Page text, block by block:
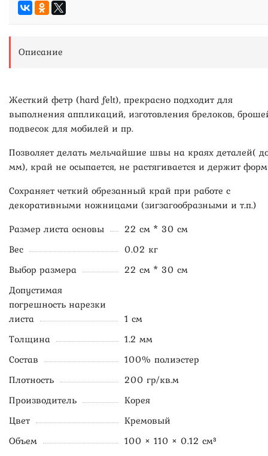
Описание
Жесткий фетр (hard felt), прекрасно подходит для
выполнения аппликаций, изготовления брелоков,
подвесок для мобилей и пр.
Позволяет делать мельчайшие швы на краях деталей(
мм), край не осыпается, не растягивается и держит
Сохраняет четкий обрезанный край при работе с
декоративными ножницами (зигзагообразными и т.п.)
Размер листа основы
22 см * 30 см
Вес
0.02 кг
Выбор размера
22 см * 30 см
Допустимая
погрешность нарезки
листа
1 см
Толщина
1.2 мм
Состав
100% полиэстер
Плотность
200 гр/кв.м
Производитель
Корея
Цвет
Кремовый
Объем
100 × 110 × 0.12 см³